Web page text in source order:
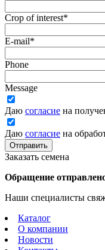
Crop of interest*
E-mail*
Phone
Message
Даю согласие на
Даю согласие на
Отправить
Заказать семена
Обращение
Наши специалисты
Каталог
О компании
Новости